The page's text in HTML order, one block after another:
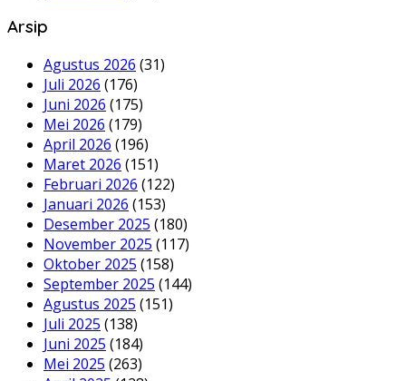
Arsip
Agustus 2026 (31)
Juli 2026 (176)
Juni 2026 (175)
Mei 2026 (179)
April 2026 (196)
Maret 2026 (151)
Februari 2026 (122)
Januari 2026 (153)
Desember 2025 (180)
November 2025 (117)
Oktober 2025 (158)
September 2025 (144)
Agustus 2025 (151)
Juli 2025 (138)
Juni 2025 (184)
Mei 2025 (263)